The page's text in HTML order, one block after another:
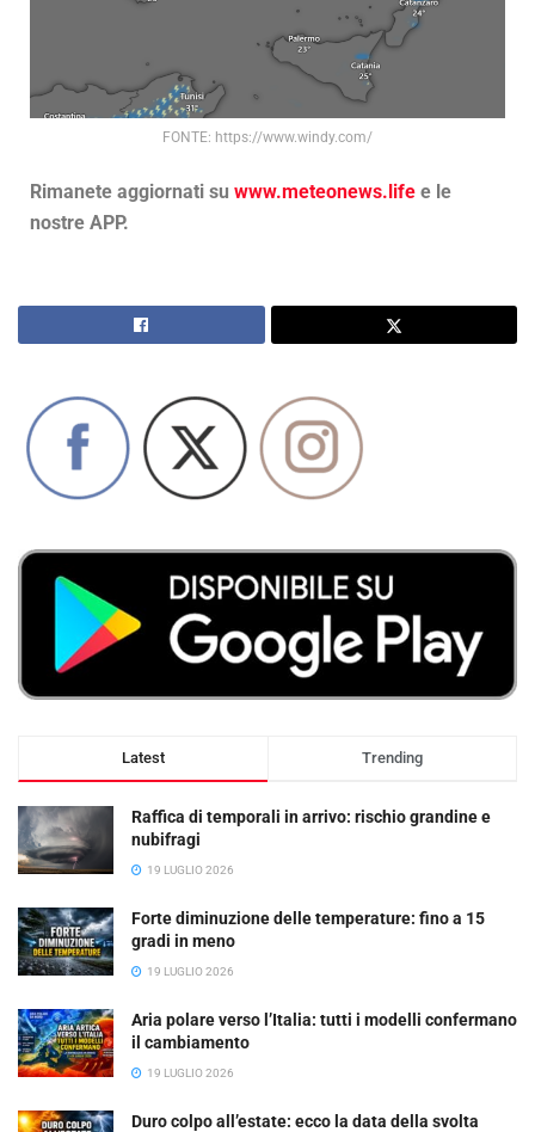
FONTE: https://www.windy.com/
Rimanete aggiornati su www.meteonews.life e le
nostre APP.
Latest Trending
Raffica di temporali in arrivo: rischio grandine e
nubifragi
19 LUGLIO 2026
Forte diminuzione delle temperature: fino a 15
gradi in meno
19 LUGLIO 2026
Aria polare verso l’Italia: tutti i modelli confermano
il cambiamento
19 LUGLIO 2026
Duro colpo all’estate: ecco la data della svolta